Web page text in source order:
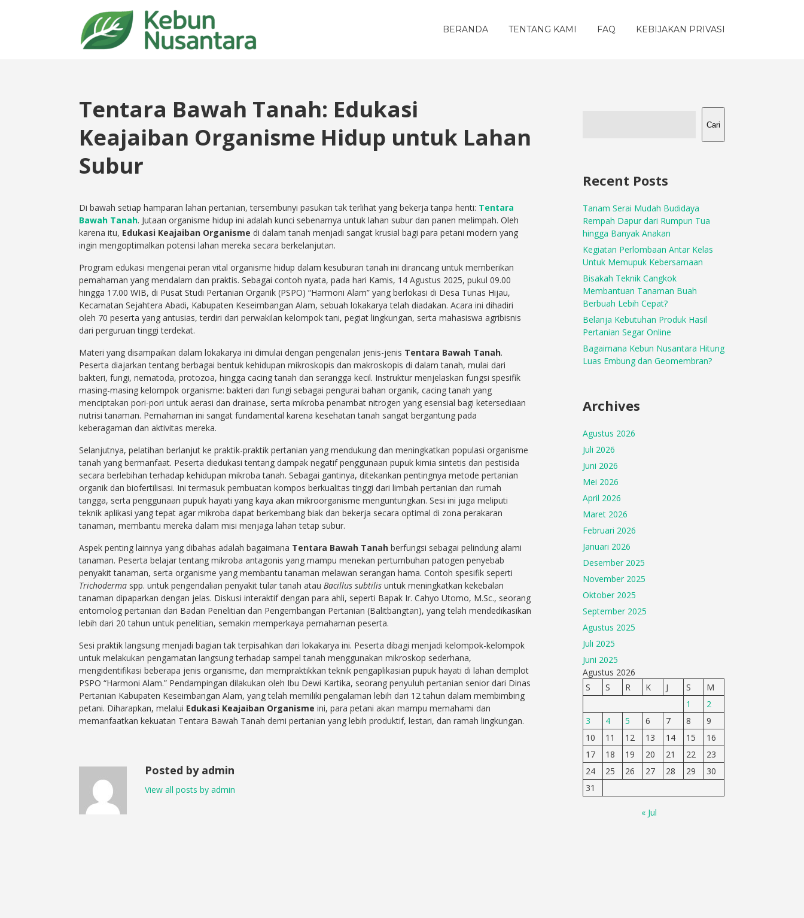
BERANDA TENTANG KAMI FAQ KEBIJAKAN PRIVASI
Tentara Bawah Tanah: Edukasi
Keajaiban Organisme Hidup untuk Lahan
Subur
Di bawah setiap hamparan lahan pertanian, tersembunyi pasukan tak terlihat yang bekerja tanpa henti: Tentara
Bawah Tanah. Jutaan organisme hidup ini adalah kunci sebenarnya untuk lahan subur dan panen melimpah. Oleh
karena itu, Edukasi Keajaiban Organisme di dalam tanah menjadi sangat krusial bagi para petani modern yang
ingin mengoptimalkan potensi lahan mereka secara berkelanjutan.
Program edukasi mengenai peran vital organisme hidup dalam kesuburan tanah ini dirancang untuk memberikan
pemahaman yang mendalam dan praktis. Sebagai contoh nyata, pada hari Kamis, 14 Agustus 2025, pukul 09.00
hingga 17.00 WIB, di Pusat Studi Pertanian Organik (PSPO) “Harmoni Alam” yang berlokasi di Desa Tunas Hijau,
Kecamatan Sejahtera Abadi, Kabupaten Keseimbangan Alam, sebuah lokakarya telah diadakan. Acara ini dihadiri
oleh 70 peserta yang antusias, terdiri dari perwakilan kelompok tani, pegiat lingkungan, serta mahasiswa agribisnis
dari perguruan tinggi terdekat.
Materi yang disampaikan dalam lokakarya ini dimulai dengan pengenalan jenis-jenis Tentara Bawah Tanah.
Peserta diajarkan tentang berbagai bentuk kehidupan mikroskopis dan makroskopis di dalam tanah, mulai dari
bakteri, fungi, nematoda, protozoa, hingga cacing tanah dan serangga kecil. Instruktur menjelaskan fungsi spesifik
masing-masing kelompok organisme: bakteri dan fungi sebagai pengurai bahan organik, cacing tanah yang
menciptakan pori-pori untuk aerasi dan drainase, serta mikroba penambat nitrogen yang esensial bagi ketersediaan
nutrisi tanaman. Pemahaman ini sangat fundamental karena kesehatan tanah sangat bergantung pada
keberagaman dan aktivitas mereka.
Selanjutnya, pelatihan berlanjut ke praktik-praktik pertanian yang mendukung dan meningkatkan populasi organisme
tanah yang bermanfaat. Peserta diedukasi tentang dampak negatif penggunaan pupuk kimia sintetis dan pestisida
secara berlebihan terhadap kehidupan mikroba tanah. Sebagai gantinya, ditekankan pentingnya metode pertanian
organik dan biofertilisasi. Ini termasuk pembuatan kompos berkualitas tinggi dari limbah pertanian dan rumah
tangga, serta penggunaan pupuk hayati yang kaya akan mikroorganisme menguntungkan. Sesi ini juga meliputi
teknik aplikasi yang tepat agar mikroba dapat berkembang biak dan bekerja secara optimal di zona perakaran
tanaman, membantu mereka dalam misi menjaga lahan tetap subur.
Aspek penting lainnya yang dibahas adalah bagaimana Tentara Bawah Tanah berfungsi sebagai pelindung alami
tanaman. Peserta belajar tentang mikroba antagonis yang mampu menekan pertumbuhan patogen penyebab
penyakit tanaman, serta organisme yang membantu tanaman melawan serangan hama. Contoh spesifik seperti
Trichoderma spp. untuk pengendalian penyakit tular tanah atau Bacillus subtilis untuk meningkatkan kekebalan
tanaman dipaparkan dengan jelas. Diskusi interaktif dengan para ahli, seperti Bapak Ir. Cahyo Utomo, M.Sc., seorang
entomolog pertanian dari Badan Penelitian dan Pengembangan Pertanian (Balitbangtan), yang telah mendedikasikan
lebih dari 20 tahun untuk penelitian, semakin memperkaya pemahaman peserta.
Sesi praktik langsung menjadi bagian tak terpisahkan dari lokakarya ini. Peserta dibagi menjadi kelompok-kelompok
untuk melakukan pengamatan langsung terhadap sampel tanah menggunakan mikroskop sederhana,
mengidentifikasi beberapa jenis organisme, dan mempraktikkan teknik pengaplikasian pupuk hayati di lahan demplot
PSPO “Harmoni Alam.” Pendampingan dilakukan oleh Ibu Dewi Kartika, seorang penyuluh pertanian senior dari Dinas
Pertanian Kabupaten Keseimbangan Alam, yang telah memiliki pengalaman lebih dari 12 tahun dalam membimbing
petani. Diharapkan, melalui Edukasi Keajaiban Organisme ini, para petani akan mampu memahami dan
memanfaatkan kekuatan Tentara Bawah Tanah demi pertanian yang lebih produktif, lestari, dan ramah lingkungan.
Posted by admin
View all posts by admin
Cari
Recent Posts
Tanam Serai Mudah Budidaya
Rempah Dapur dari Rumpun Tua
hingga Banyak Anakan
Kegiatan Perlombaan Antar Kelas
Untuk Memupuk Kebersamaan
Bisakah Teknik Cangkok
Membantuan Tanaman Buah
Berbuah Lebih Cepat?
Belanja Kebutuhan Produk Hasil
Pertanian Segar Online
Bagaimana Kebun Nusantara Hitung
Luas Embung dan Geomembran?
Archives
Agustus 2026
Juli 2026
Juni 2026
Mei 2026
April 2026
Maret 2026
Februari 2026
Januari 2026
Desember 2025
November 2025
Oktober 2025
September 2025
Agustus 2025
Juli 2025
Juni 2025
Agustus 2026
S
S R K J S
M
1
2
3
4 5 6 7 8
9
10
11 12 13 14 15
16
17
18 19 20 21 22
23
24
25 26 27 28 29
30
31
« Jul